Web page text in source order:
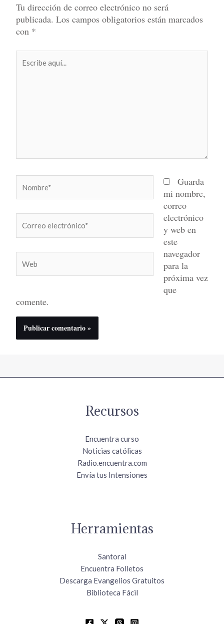
Tu dirección de correo electrónico no será
publicada. Los campos obligatorios están marcados
con *
aquí...
electrónico*
Guarda
mi nombre,
correo
electrónico
y web en
este
navegador
para la
próxima vez
que
comente.
Recursos
Encuentra curso
Noticias católicas
Radio.encuentra.com
Envía tus Intensiones
Herramientas
Santoral
Encuentra Folletos
Descarga Evangelios Gratuitos
Biblioteca Fácil